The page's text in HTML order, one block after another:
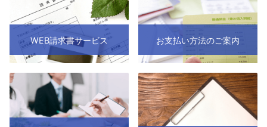
WEB請求書サービス お支払い方法のご案内